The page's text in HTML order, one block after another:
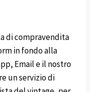
di compravendita
in fondo alla
Email e il nostro
un servizio di